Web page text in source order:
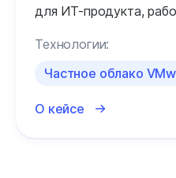
для ИТ-продукта,
Технологии:
Частное облако
О кейсе